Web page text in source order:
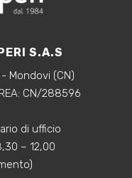
S.A.S
Mondovi (CN)
CN/288596
di ufficio
– 12,00